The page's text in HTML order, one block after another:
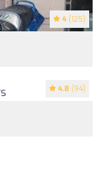
4 (125)
4.8 (94)